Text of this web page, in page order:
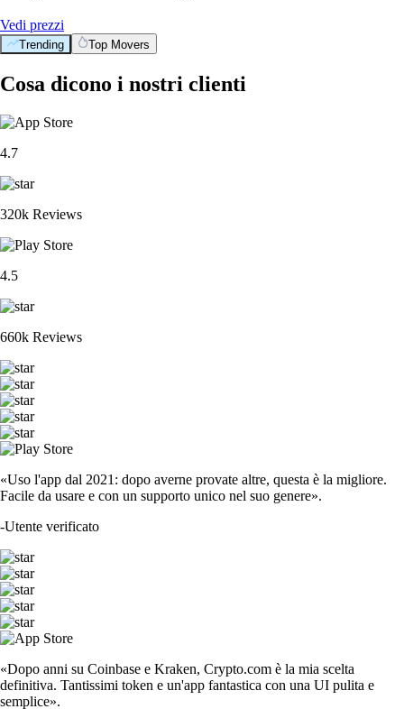
Vedi prezzi
Trending Top Movers
Cosa dicono i nostri clienti
4.7
320k Reviews
4.5
660k Reviews
«Uso l'app dal 2021: dopo averne provate altre, questa è la migliore.
Facile da usare e con un supporto unico nel suo genere».
-Utente verificato
«Dopo anni su Coinbase e Kraken, Crypto.com è la mia scelta
definitiva. Tantissimi token e un'app fantastica con una UI pulita e
semplice».